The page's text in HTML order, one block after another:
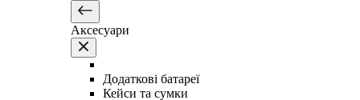
Аксесуари
Додаткові батареї
Кейси та сумки